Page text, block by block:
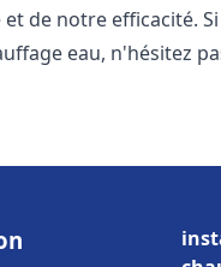
de notre efficacité.
eau, n'hésitez